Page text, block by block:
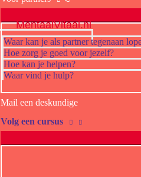
MentaalVitaal.nl
Waar kan je als partner tegenaan
Hoe zorg je goed voor jezelf?
Hoe kan je helpen?
Waar vind je hulp?
Mail een deskundige
Volg een cursus